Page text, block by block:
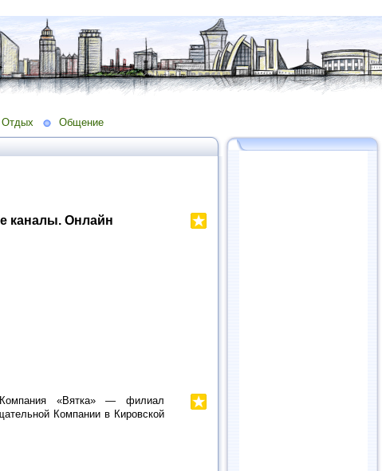
Отдых Общение
каналы. Онлайн
Компания «Вятка» — филиал
Компании в Кировской